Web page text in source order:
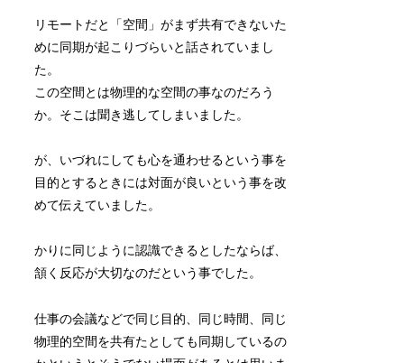
リモートだと「空間」がまず共有できないた
めに同期が起こりづらいと話されていまし
た。
この空間とは物理的な空間の事なのだろう
か。そこは聞き逃してしまいました。
が、いづれにしても心を通わせるという事を
目的とするときには対面が良いという事を改
めて伝えていました。
かりに同じように認識できるとしたならば、
頷く反応が大切なのだという事でした。
仕事の会議などで同じ目的、同じ時間、同じ
物理的空間を共有たとしても同期しているの